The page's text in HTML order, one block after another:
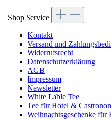
Shop Service
Kontakt
Versand und
Widerrufsrecht
Datenschutzerklärung
AGB
Impressum
Newsletter
White Lable Tee
Tee für Hotel &
Weihnachtsgeschenke für